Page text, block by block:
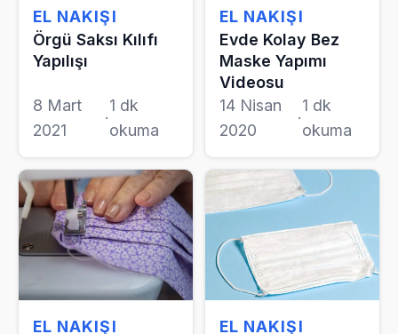
EL NAKIŞI
Örgü Saksı Kılıfı
Yapılışı
8 Mart
2021
·
1 dk
okuma
EL NAKIŞI
Evde Kolay Bez
Maske Yapımı
Videosu
14 Nisan
2020
·
1 dk
okuma
EL NAKIŞI
EL NAKIŞI